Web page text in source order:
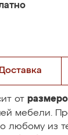
от
мебели.
любому из